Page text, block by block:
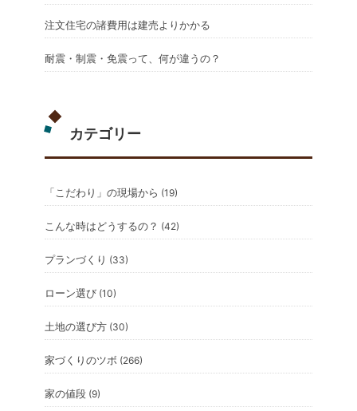
注文住宅の諸費用は建売よりかかる
耐震・制震・免震って、何が違うの？
カテゴリー
「こだわり」の現場から (19)
こんな時はどうするの？ (42)
プランづくり (33)
ローン選び (10)
土地の選び方 (30)
家づくりのツボ (266)
家の値段 (9)